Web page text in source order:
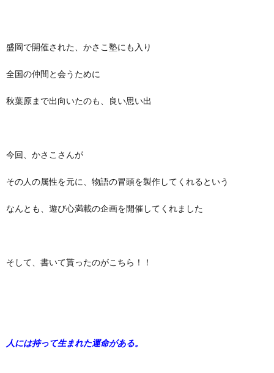
盛岡で開催された、かさこ塾にも入り
全国の仲間と会うために
秋葉原まで出向いたのも、良い思い出
今回、かさこさんが
その人の属性を元に、物語の冒頭を製作してくれるという
なんとも、遊び心満載の企画を開催してくれました
そして、書いて貰ったのがこちら！！
人には持って生まれた運命がある。